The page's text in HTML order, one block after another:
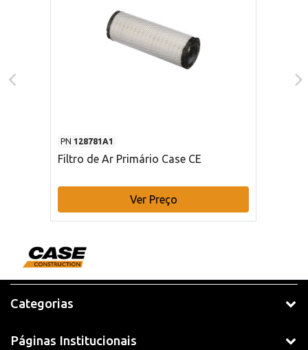
PN 128781A1
Filtro de Ar Primário Case CE
Ver Preço
Categorias
Páginas Institucionais